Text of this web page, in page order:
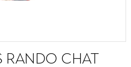
RANDO CHAT